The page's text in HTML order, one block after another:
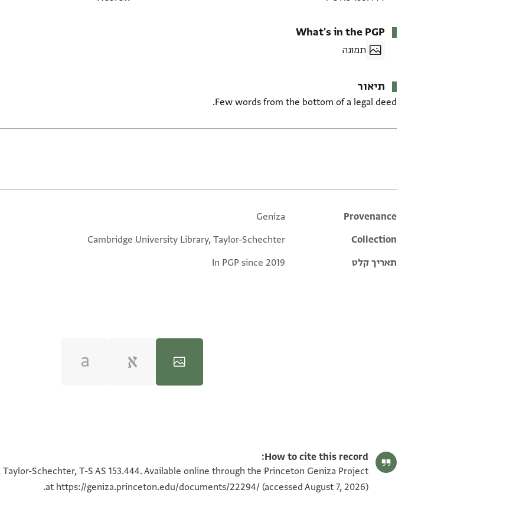
What's in the PGP
תמונה
תיאור
Few words from the bottom of a legal deed.
Additional metadata
Provenance
Geniza
Collection
Cambridge University Library, Taylor-Schechter
תאריך קלט
In PGP since 2019
How to cite this record:
Schechter, T-S AS 153.444. Available online through the Princeton Geniza Project
at https://geniza.princeton.edu/documents/22294/ (accessed August 7, 2026).